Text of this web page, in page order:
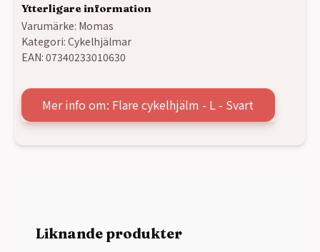
Ytterligare information
Varumärke: Momas
Kategori: Cykelhjälmar
EAN: 07340233010630
Mer info om: Flare cykelhjälm - L - Svart
Liknande produkter